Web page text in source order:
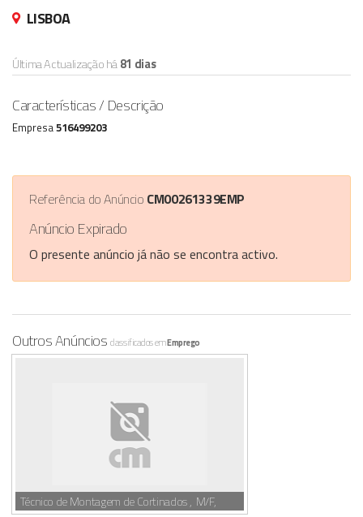
LISBOA
Última Actualização há81 dias
Características / Descrição
Empresa516499203
Referência do Anúncio CM00261339EMP
Anúncio Expirado
O presente anúncio já não se encontra activo.
Outros Anúncios classificados emEmprego
Técnico de Montagem de Cortinados , M/F,